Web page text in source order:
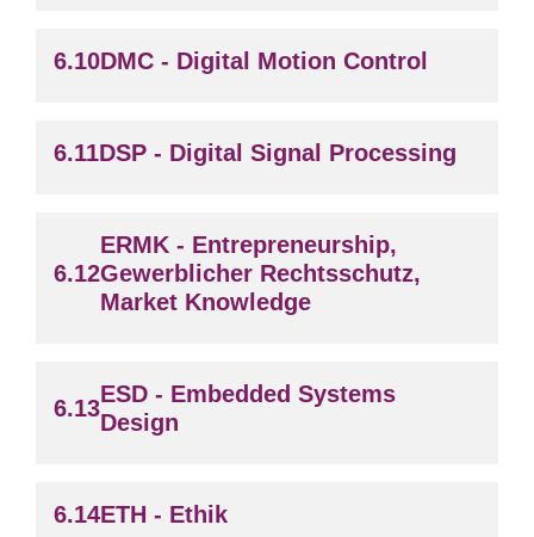
DMC - Digital Motion Control
DSP - Digital Signal Processing
ERMK - Entrepreneurship,
Gewerblicher Rechtsschutz,
Market Knowledge
ESD - Embedded Systems
Design
ETH - Ethik